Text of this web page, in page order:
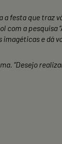
festa que
com a
e dá
“Desejo